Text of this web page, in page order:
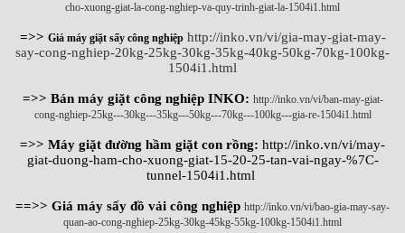
cho-xuong-giat-la-cong-nghiep-va-quy-trinh-giat-la-1504i1.html
=>> Giá máy giặt sấy công nghiệp http://inko.vn/vi/gia-may-giat-may-
say-cong-nghiep-20kg-25kg-30kg-35kg-40kg-50kg-70kg-100kg-
1504i1.html
=>> Bán máy giặt công nghiệp INKO: http://inko.vn/vi/ban-may-giat-
cong-nghiep-25kg---30kg---35kg---50kg---70kg---100kg---gia-re-1504i1.html
=>> Máy giặt đường hầm giặt con rồng: http://inko.vn/vi/may-
giat-duong-ham-cho-xuong-giat-15-20-25-tan-vai-ngay-%7C-
tunnel-1504i1.html
==>> Giá máy sấy đồ vải công nghiệp http://inko.vn/vi/bao-gia-may-say-
quan-ao-cong-nghiep-25kg-30kg-45kg-55kg-100kg-1504i1.html